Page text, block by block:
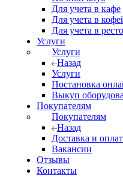
Для учета в кафе
Для учета в
Для учета в
Услуги
Услуги
Назад
Услуги
Постановка
Выкуп
Покупателям
Покупателям
Назад
Доставка и
Вакансии
Отзывы
Контакты